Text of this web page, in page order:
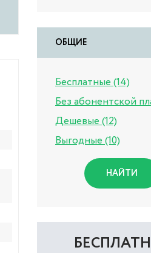
ОБЩИЕ
Бесплатные (14)
Без абонентской
Дешевые (12)
Выгодные (10)
НАЙТИ